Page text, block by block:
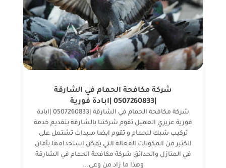
شركة مكافحة الحمام في الشارقة
|0507260833 |ابادة فورية
شركة مكافحة الحمام في الشارقة |0507260833 |ابادة
فورية عزيزي العميل تقوم شركتنا بالشارقة بتقديم خدمة
تركيب شبك للحمام و تقوم ايضا مبيدات تشتمل على
الكثير من المكونات الفعالة التي يمكن استخدامها بأمان
في المنازل والحدائق شركة مكافحة الحمام في الشارقة
وهذا ما زاد من وعي...